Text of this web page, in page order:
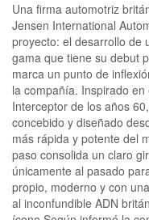
Una firma automotriz
Jensen International
proyecto: el desarrollo de
gama que tiene su debut
marca un punto de
la compañía. Inspirado
Interceptor de los años
concebido y diseñado
más rápida y potente del
paso consolida un claro
únicamente al pasado
propio, moderno y con
al inconfundible ADN